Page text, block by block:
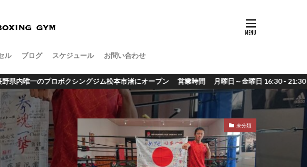
ル ブログ スケジュール お問い合わせ
ン 営業時間 月曜日～金曜日 16:30 - 21:30 土曜日 10:00 - 19:00 日曜日・祝日； 定休日
未分類